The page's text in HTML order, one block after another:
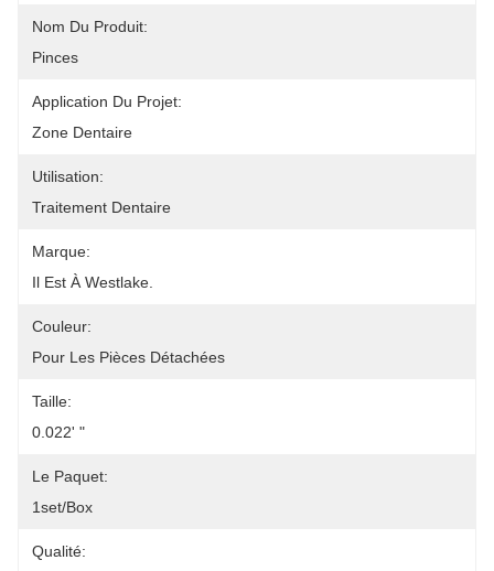
Nom Du Produit:
Pinces
Application Du Projet:
Zone Dentaire
Utilisation:
Traitement Dentaire
Marque:
Il Est À Westlake.
Couleur:
Pour Les Pièces Détachées
Taille:
0.022' "
Le Paquet:
1set/box
Qualité: